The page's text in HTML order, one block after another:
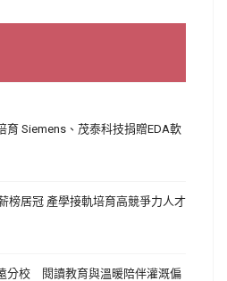
育 Siemens、茂泰科技捐贈EDA軟
榜居冠 產學接軌培育高競爭力人才
分校 閱讀教育與溫暖陪伴灌溉偏